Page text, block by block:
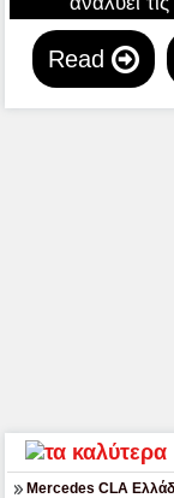
Read
Mercedes CLA